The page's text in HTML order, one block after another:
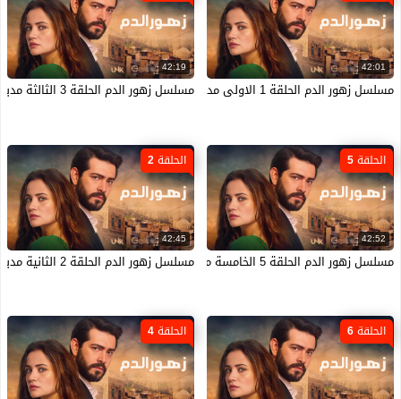
42:01
مسلسل زهور الدم الحلقة 1 الاولى مدبلجة HD
42:19
مسلسل زهور الدم الحلقة 3 الثالثة مدبلجة HD
42:52
الحلقة 5
مسلسل زهور الدم الحلقة 5 الخامسة مدبلجة HD
42:45
الحلقة 2
مسلسل زهور الدم الحلقة 2 الثانية مدبلجة HD
الحلقة 6 الحلقة 4